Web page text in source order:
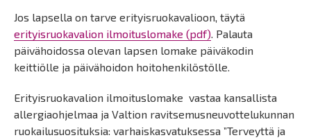
Jos lapsella on tarve erityisruokavalioon, täytä
erityisruokavalion ilmoituslomake (pdf). Palauta
päivähoidossa olevan lapsen lomake päiväkodin
keittiölle ja päivähoidon hoitohenkilöstölle.
Erityisruokavalion ilmoituslomake vastaa kansallista
allergiaohjelmaa ja Valtion ravitsemusneuvottelukunnan
ruokailusuosituksia: varhaiskasvatuksessa ”Terveyttä ja